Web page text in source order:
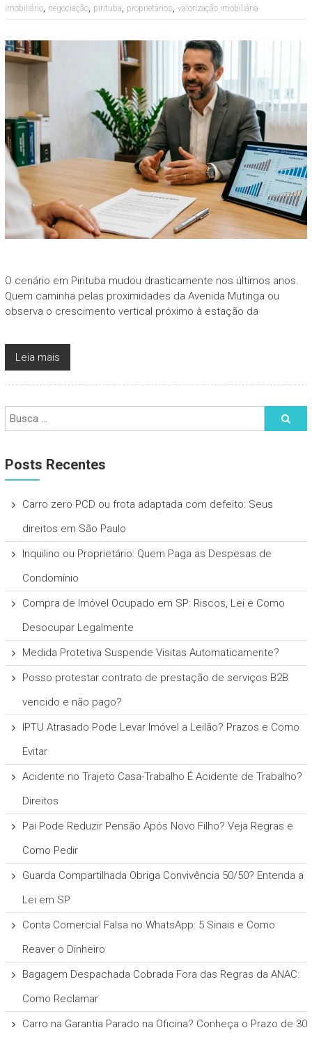
imobiliário, negociação, pirituba, proprietários, valorização imobiliária
O cenário em Pirituba mudou drasticamente nos últimos anos.
Quem caminha pelas proximidades da Avenida Mutinga ou
observa o crescimento vertical próximo à estação da
Leia mais
Posts Recentes
Carro zero PCD ou frota adaptada com defeito: Seus
direitos em São Paulo
Inquilino ou Proprietário: Quem Paga as Despesas de
Condomínio
Compra de Imóvel Ocupado em SP: Riscos, Lei e Como
Desocupar Legalmente
Medida Protetiva Suspende Visitas Automaticamente?
Posso protestar contrato de prestação de serviços B2B
vencido e não pago?
IPTU Atrasado Pode Levar Imóvel a Leilão? Prazos e Como
Evitar
Acidente no Trajeto Casa-Trabalho É Acidente de Trabalho?
Direitos
Pai Pode Reduzir Pensão Após Novo Filho? Veja Regras e
Como Pedir
Guarda Compartilhada Obriga Convivência 50/50? Entenda a
Lei em SP
Conta Comercial Falsa no WhatsApp: 5 Sinais e Como
Reaver o Dinheiro
Bagagem Despachada Cobrada Fora das Regras da ANAC:
Como Reclamar
Carro na Garantia Parado na Oficina? Conheça o Prazo de 30